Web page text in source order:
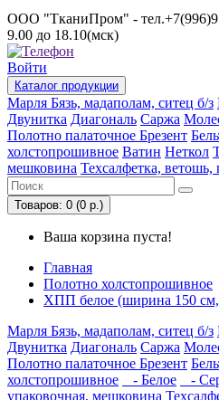
ООО "ТканиПром" -
9.00 до 18.10(мск)
Войти
Каталог продукции
Марля Бязь, мадаполам, ситец б/з
Двунитка Диагональ Саржа
Полотно палаточное Брезент
холстопрошивное Ватин Неткол
мешковина Техсалфетка, ветошь,
Товаров: 0 (0 р.)
Ваша корзина пуста!
Главная
Полотно холстопрошивное
ХПП белое (ширина 150 см,
Марля Бязь, мадаполам, ситец б/з
Двунитка Диагональ Саржа
Полотно палаточное Брезент
холстопрошивное
- Белое -
упаковочная, мешковина